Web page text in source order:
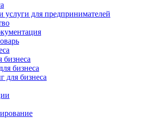
услуги для предпринимателей
бизнеса
бизнеса
для бизнеса